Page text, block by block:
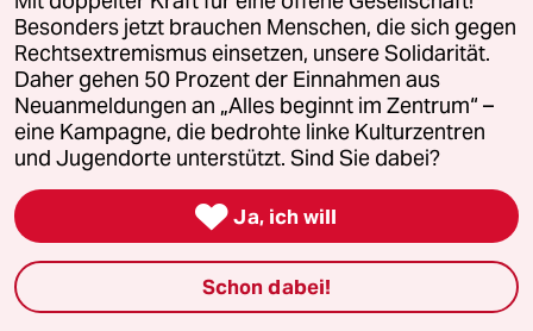
Arbeitsbedingungen an UnisMittelbau
ausgerichtet ist“.
Davon träumt der normale Angestellte in der
Industrie.
meistkommentiert
1 Krise der Demokratie
AfD-Wählen als Triebabfuhr
Besonders jetzt brauchen Menschen, die sich gegen
Rechtsextremismus einsetzen, unsere Solidarität.
Daher gehen 50 Prozent der Einnahmen aus
Neuanmeldungen an „Alles beginnt im Zentrum“ –
eine Kampagne, die bedrohte linke Kulturzentren
und Jugendorte unterstützt. Sind Sie dabei?
 Ja, ich will
Schon dabei!